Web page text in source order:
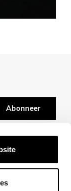
Abonneer